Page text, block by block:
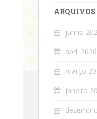
ARQUIVOS
junho
abril 2026
março
janeiro